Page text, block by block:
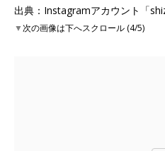
出典：Instagramアカウント「
▼次の画像は下へスクロール (4/5)